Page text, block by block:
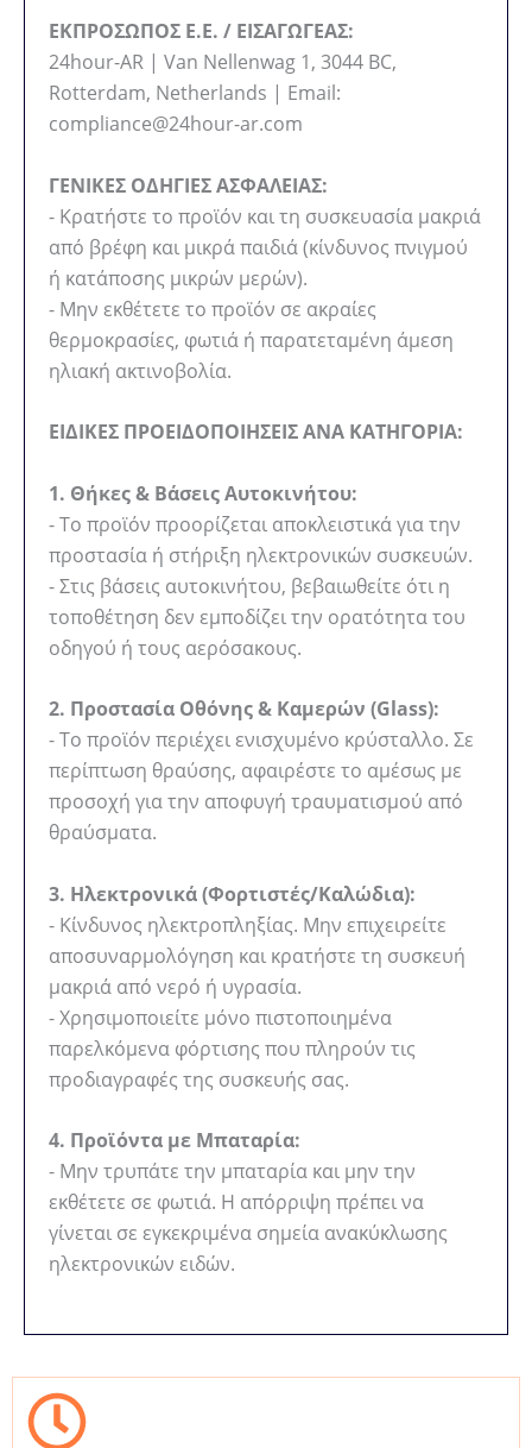
ΕΚΠΡΟΣΩΠΟΣ Ε.Ε. / ΕΙΣΑΓΩΓΕΑΣ:
24hour-AR | Van Nellenwag 1, 3044 BC,
Rotterdam, Netherlands | Email:
compliance@24hour-ar.com
ΓΕΝΙΚΕΣ ΟΔΗΓΙΕΣ ΑΣΦΑΛΕΙΑΣ:
- Κρατήστε το προϊόν και τη συσκευασία μακριά
από βρέφη και μικρά παιδιά (κίνδυνος πνιγμού
ή κατάποσης μικρών μερών).
- Μην εκθέτετε το προϊόν σε ακραίες
θερμοκρασίες, φωτιά ή παρατεταμένη άμεση
ηλιακή ακτινοβολία.
ΕΙΔΙΚΕΣ ΠΡΟΕΙΔΟΠΟΙΗΣΕΙΣ ΑΝΑ ΚΑΤΗΓΟΡΙΑ:
1. Θήκες & Βάσεις Αυτοκινήτου:
- Το προϊόν προορίζεται αποκλειστικά για την
προστασία ή στήριξη ηλεκτρονικών συσκευών.
- Στις βάσεις αυτοκινήτου, βεβαιωθείτε ότι η
τοποθέτηση δεν εμποδίζει την ορατότητα του
οδηγού ή τους αερόσακους.
2. Προστασία Οθόνης & Καμερών (Glass):
- Το προϊόν περιέχει ενισχυμένο κρύσταλλο. Σε
περίπτωση θραύσης, αφαιρέστε το αμέσως με
προσοχή για την αποφυγή τραυματισμού από
θραύσματα.
3. Ηλεκτρονικά (Φορτιστές/Καλώδια):
- Κίνδυνος ηλεκτροπληξίας. Μην επιχειρείτε
αποσυναρμολόγηση και κρατήστε τη συσκευή
μακριά από νερό ή υγρασία.
- Χρησιμοποιείτε μόνο πιστοποιημένα
παρελκόμενα φόρτισης που πληρούν τις
προδιαγραφές της συσκευής σας.
4. Προϊόντα με Μπαταρία:
- Μην τρυπάτε την μπαταρία και μην την
εκθέτετε σε φωτιά. Η απόρριψη πρέπει να
γίνεται σε εγκεκριμένα σημεία ανακύκλωσης
ηλεκτρονικών ειδών.